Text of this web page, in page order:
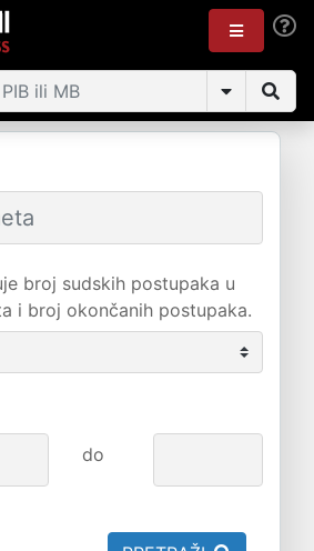
broj sudskih postupaka u
i broj okončanih postupaka.
do